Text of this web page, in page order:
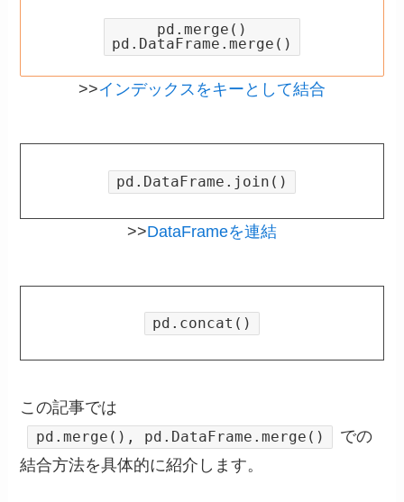
pd.merge()
pd.DataFrame.merge()
>>インデックスをキーとして結合
pd.DataFrame.join()
>>DataFrameを連結
pd.concat()
この記事では
pd.merge(), pd.DataFrame.merge()
での
結合方法を具体的に紹介します。